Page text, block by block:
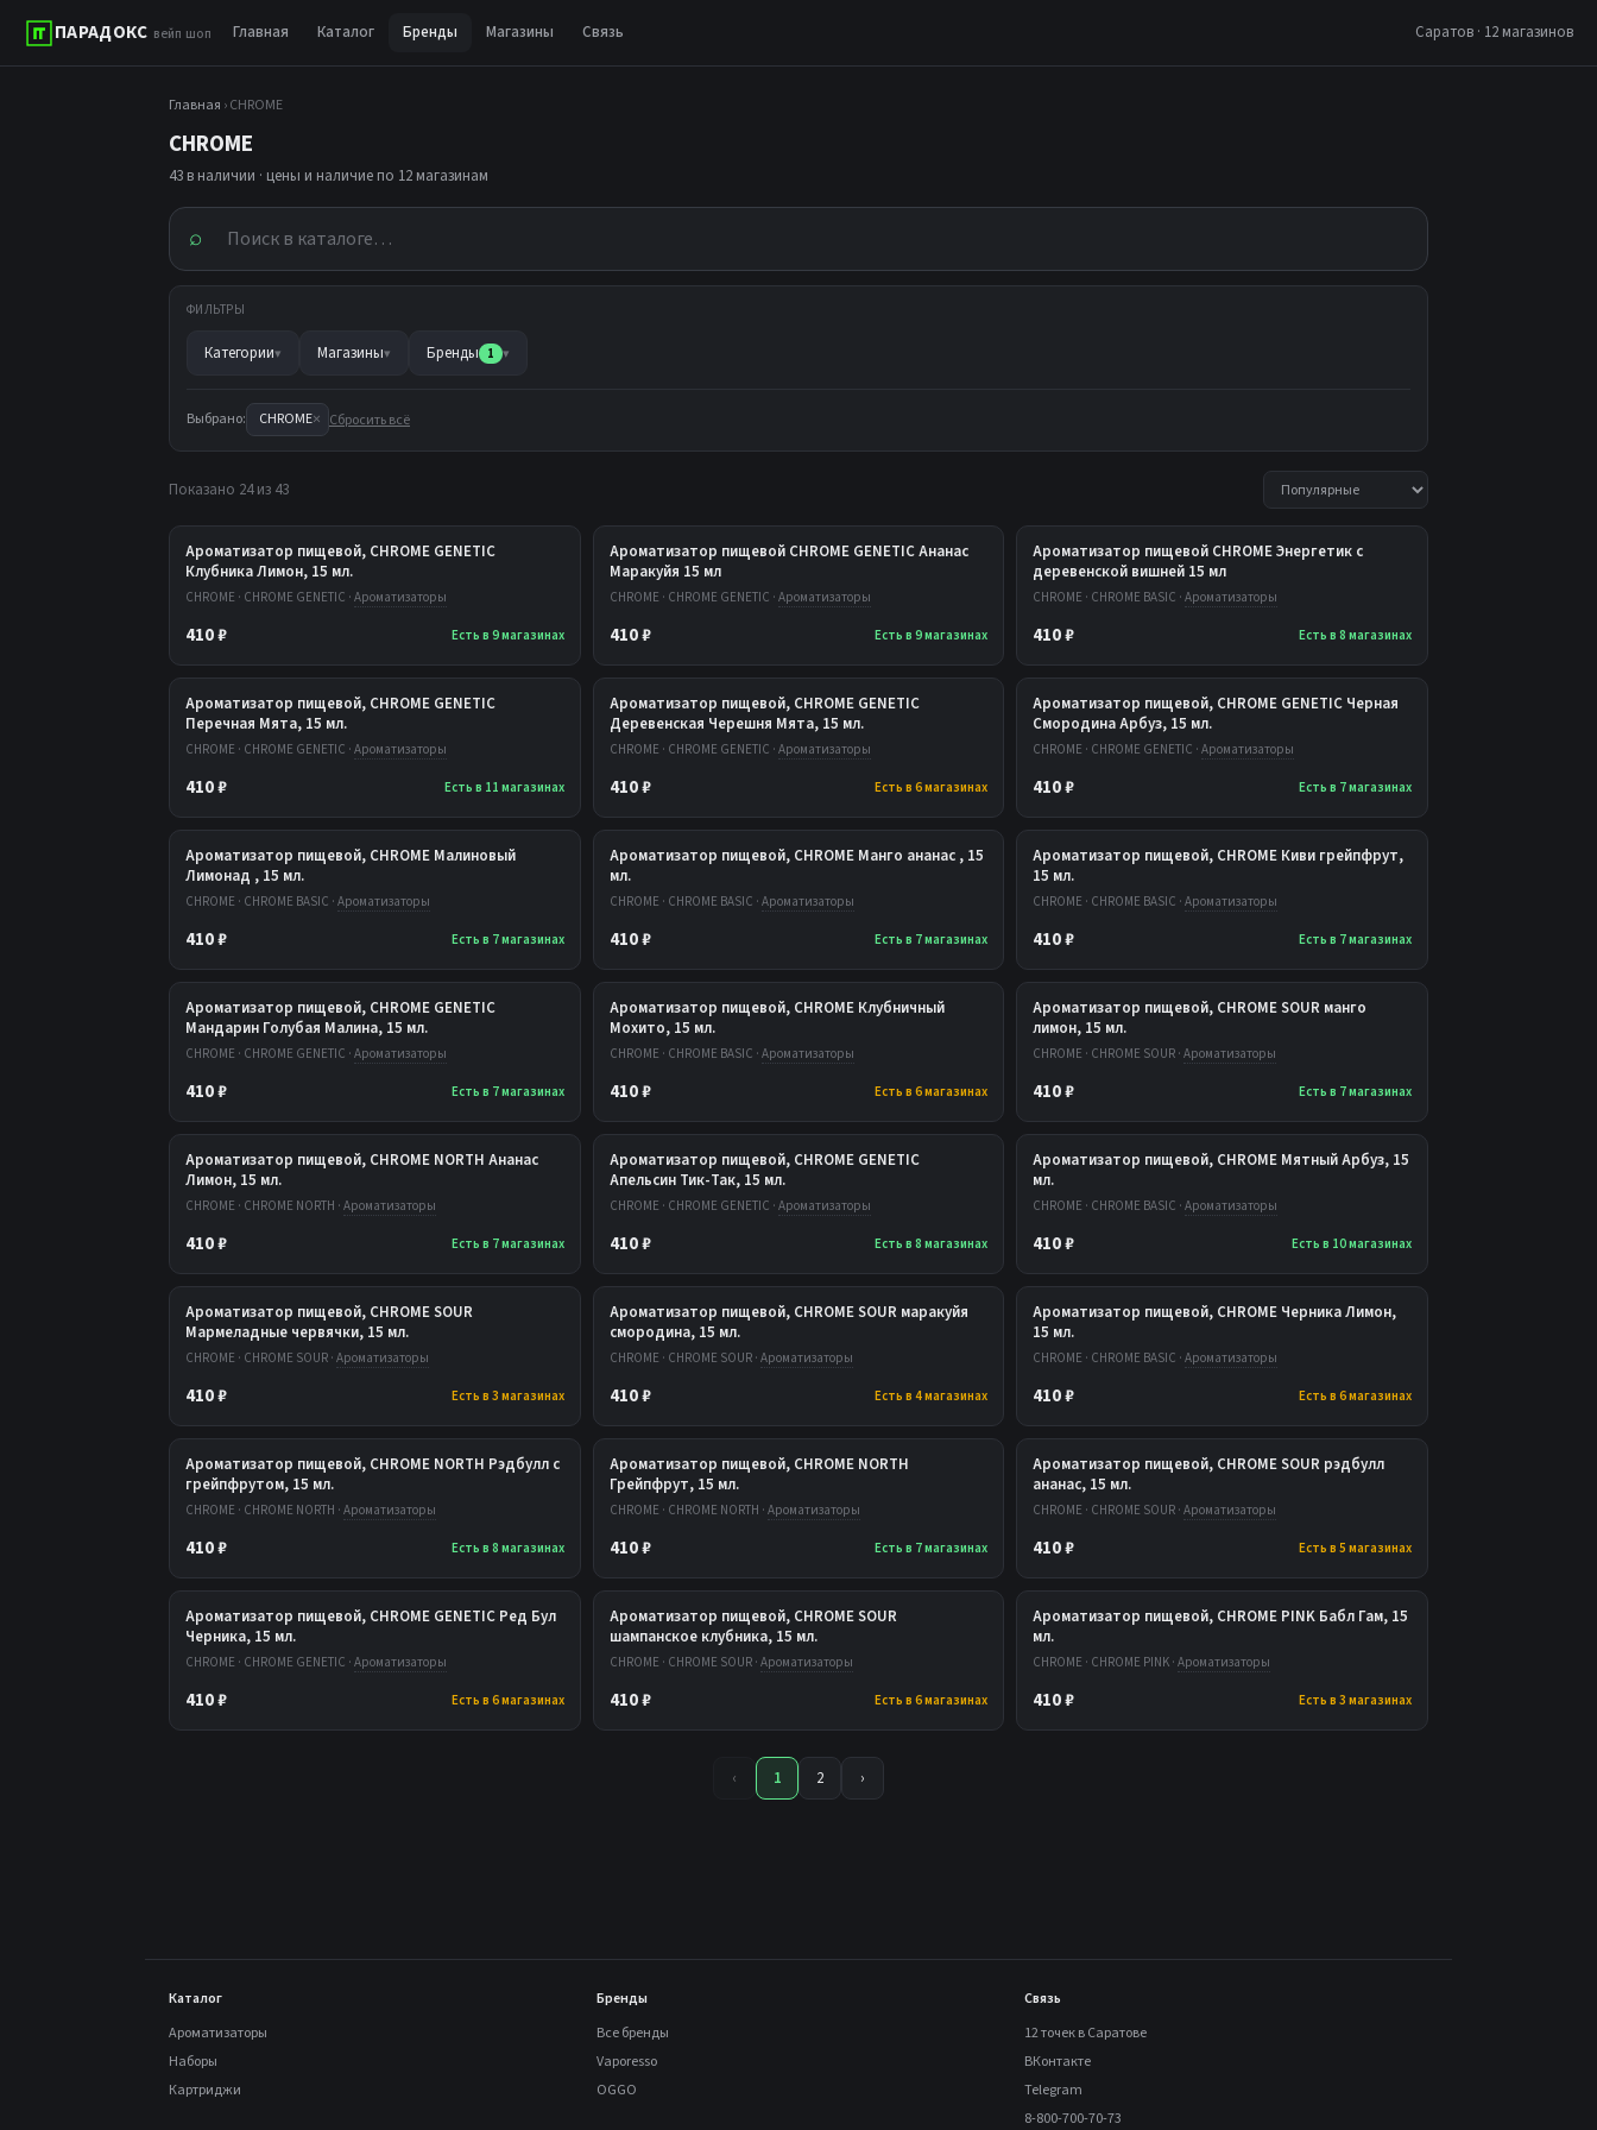
ПАРАДОКС вейп шоп Главная Каталог Бренды Магазины Связь Саратов · 12 магазинов
Главная › CHROME
CHROME
43 в наличии · цены и наличие по 12 магазинам
⌕
ФИЛЬТРЫ
Категории▾ Магазины▾ Бренды 1 ▾
Выбрано: CHROME× Сбросить всё
Показано 24 из 43
Ароматизатор пищевой, CHROME GENETIC
Клубника Лимон, 15 мл.
CHROME · CHROME GENETIC · Ароматизаторы
410 ₽ Есть в 9 магазинах
Ароматизатор пищевой CHROME GENETIC Ананас
Маракуйя 15 мл
CHROME · CHROME GENETIC · Ароматизаторы
410 ₽ Есть в 9 магазинах
Ароматизатор пищевой CHROME Энергетик с
деревенской вишней 15 мл
CHROME · CHROME BASIC ·Ароматизаторы
410 ₽ Есть в 8 магазинах
Ароматизатор пищевой, CHROME GENETIC
Перечная Мята, 15 мл.
CHROME · CHROME GENETIC · Ароматизаторы
410 ₽ Есть в 11 магазинах
Ароматизатор пищевой, CHROME GENETIC
Деревенская Черешня Мята, 15 мл.
CHROME · CHROME GENETIC · Ароматизаторы
410 ₽ Есть в 6 магазинах
Ароматизатор пищевой, CHROME GENETIC Черная
Смородина Арбуз, 15 мл.
CHROME · CHROME GENETIC ·Ароматизаторы
410 ₽ Есть в 7 магазинах
Ароматизатор пищевой, CHROME Малиновый
Лимонад , 15 мл.
CHROME · CHROME BASIC · Ароматизаторы
410 ₽ Есть в 7 магазинах
Ароматизатор пищевой, CHROME Манго ананас , 15
мл.
CHROME · CHROME BASIC · Ароматизаторы
410 ₽ Есть в 7 магазинах
Ароматизатор пищевой, CHROME Киви грейпфрут,
15 мл.
CHROME · CHROME BASIC ·Ароматизаторы
410 ₽ Есть в 7 магазинах
Ароматизатор пищевой, CHROME GENETIC
Мандарин Голубая Малина, 15 мл.
CHROME · CHROME GENETIC · Ароматизаторы
410 ₽ Есть в 7 магазинах
Ароматизатор пищевой, CHROME Клубничный
Мохито, 15 мл.
CHROME · CHROME BASIC · Ароматизаторы
410 ₽ Есть в 6 магазинах
Ароматизатор пищевой, CHROME SOUR манго
лимон, 15 мл.
CHROME · CHROME SOUR ·Ароматизаторы
410 ₽ Есть в 7 магазинах
Ароматизатор пищевой, CHROME NORTH Ананас
Лимон, 15 мл.
CHROME · CHROME NORTH · Ароматизаторы
410 ₽ Есть в 7 магазинах
Ароматизатор пищевой, CHROME GENETIC
Апельсин Тик-Так, 15 мл.
CHROME · CHROME GENETIC · Ароматизаторы
410 ₽ Есть в 8 магазинах
Ароматизатор пищевой, CHROME Мятный Арбуз, 15
мл.
CHROME · CHROME BASIC ·Ароматизаторы
410 ₽ Есть в 10 магазинах
Ароматизатор пищевой, CHROME SOUR
Мармеладные червячки, 15 мл.
CHROME · CHROME SOUR · Ароматизаторы
410 ₽ Есть в 3 магазинах
Ароматизатор пищевой, CHROME SOUR маракуйя
смородина, 15 мл.
CHROME · CHROME SOUR · Ароматизаторы
410 ₽ Есть в 4 магазинах
Ароматизатор пищевой, CHROME Черника Лимон,
15 мл.
CHROME · CHROME BASIC ·Ароматизаторы
410 ₽ Есть в 6 магазинах
Ароматизатор пищевой, CHROME NORTH Рэдбулл с
грейпфрутом, 15 мл.
CHROME · CHROME NORTH · Ароматизаторы
410 ₽ Есть в 8 магазинах
Ароматизатор пищевой, CHROME NORTH
Грейпфрут, 15 мл.
CHROME · CHROME NORTH · Ароматизаторы
410 ₽ Есть в 7 магазинах
Ароматизатор пищевой, CHROME SOUR рэдбулл
ананас, 15 мл.
CHROME · CHROME SOUR ·Ароматизаторы
410 ₽ Есть в 5 магазинах
Ароматизатор пищевой, CHROME GENETIC Ред Бул
Черника, 15 мл.
CHROME · CHROME GENETIC · Ароматизаторы
410 ₽ Есть в 6 магазинах
Ароматизатор пищевой, CHROME SOUR
шампанское клубника, 15 мл.
CHROME · CHROME SOUR · Ароматизаторы
410 ₽ Есть в 6 магазинах
Ароматизатор пищевой, CHROME PINK Бабл Гам, 15
мл.
CHROME · CHROME PINK ·Ароматизаторы
410 ₽ Есть в 3 магазинах
‹ 1 2 ›
Каталог
Ароматизаторы
Наборы
Картриджи
Бренды
Все бренды
Vaporesso
OGGO
Связь
12 точек в Саратове
ВКонтакте
Telegram
8-800-700-70-73